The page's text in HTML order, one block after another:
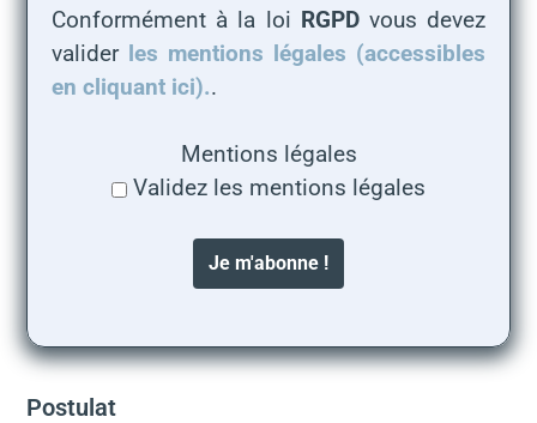
Conformément à la loi RGPDvous devez
valider les mentions légales (accessibles
en cliquant ici)..
Mentions légales
Validez les mentions légales
Postulat